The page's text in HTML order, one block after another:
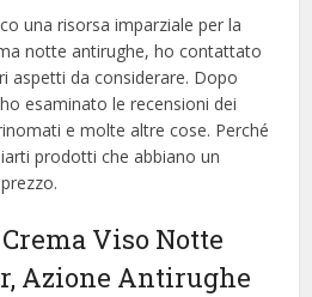
una risorsa imparziale per la
notte antirughe, ​​ho contattato
aspetti da considerare. Dopo
esaminato le recensioni dei
e molte altre cose. Perché
prodotti che abbiano un
Crema Viso Notte
Azione Antirughe